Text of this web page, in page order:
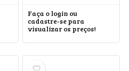
Faça o login ou
cadastre-se para
visualizar os preços!